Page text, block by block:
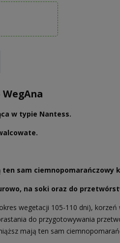
w typie Nantess.
sam ciemnopomarańczowy
na soki oraz do
wegetacji 105-110 dni),
do przygotowywania
mają ten sam